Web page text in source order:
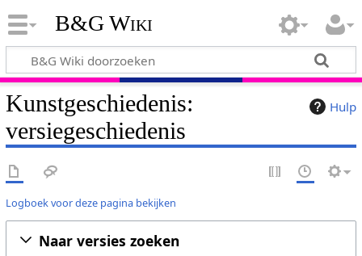
B&G Wiki
Hulp
Kunstgeschiedenis:
versiegeschiedenis
Logboek voor deze pagina bekijken
Naar versies zoeken